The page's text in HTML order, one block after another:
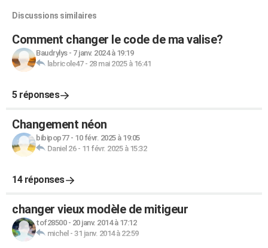
Discussions similaires
Comment changer le code de ma valise?
Baudrylys- 7 janv. 2024 à 19:19
labricole47- 28 mai 2025 à 16:41
5 réponses
Changement néon
bibipop77- 10 févr. 2025 à 19:05
Daniel 26- 11 févr. 2025 à 15:32
14 réponses
changer vieux modèle de mitigeur
tof28500- 20 janv. 2014 à 17:12
michel - 31 janv. 2014 à 22:59